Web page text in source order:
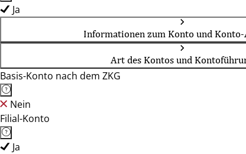
Ja
Informationen zum Konto und
Art des Kontos und
Basis-Konto nach dem ZKG
Nein
Filial-Konto
Ja